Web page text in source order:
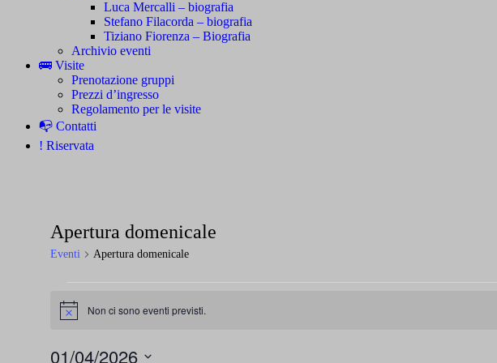
Luca Mercalli – biografia
Stefano Filacorda – biografia
Tiziano Fiorenza – Biografia
Archivio eventi
🚌 Visite
Prenotazione gruppi
Prezzi d’ingresso
Regolamento per le visite
📭 Contatti
! Riservata
Apertura domenicale
Eventi Apertura domenicale
Notice Non ci sono eventi previsti.
01/04/2026